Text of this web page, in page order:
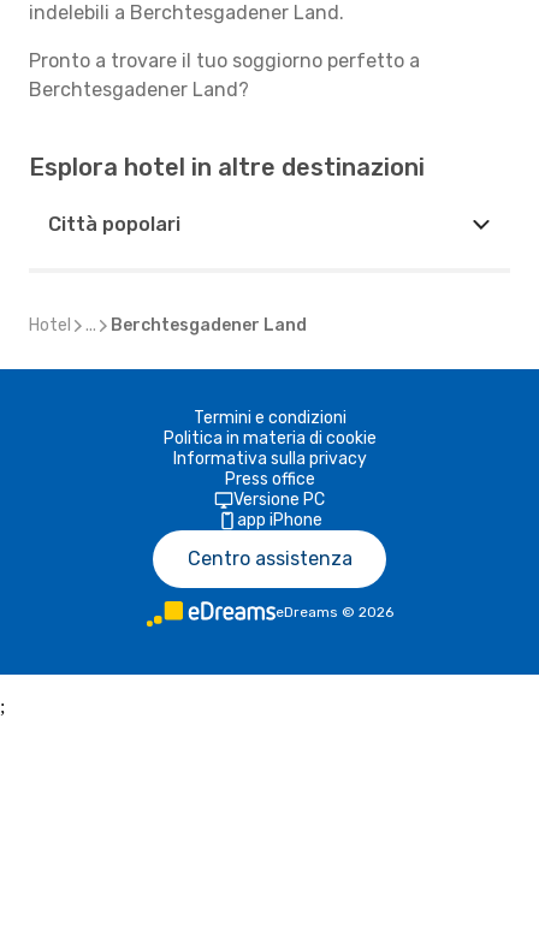
indelebili a Berchtesgadener Land.
Pronto a trovare il tuo soggiorno perfetto a
Berchtesgadener Land?
Esplora hotel in altre destinazioni
Città popolari
Hotel ... Berchtesgadener Land
Termini e condizioni
Politica in materia di cookie
Informativa sulla privacy
Press office
Versione PC
app iPhone
Centro assistenza
eDreams © 2026
;